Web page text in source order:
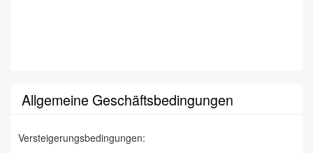
Allgemeine Geschäftsbedingungen
Versteigerungsbedingungen: